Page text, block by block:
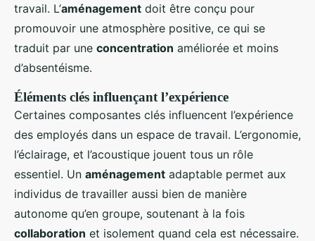
travail. L’aménagement doit être conçu pour
promouvoir une atmosphère positive, ce qui se
traduit par une concentration améliorée et moins
d’absentéisme.
Éléments clés influençant l’expérience
Certaines composantes clés influencent l’expérience
des employés dans un espace de travail. L’ergonomie,
l’éclairage, et l’acoustique jouent tous un rôle
essentiel. Un aménagement adaptable permet aux
individus de travailler aussi bien de manière
autonome qu’en groupe, soutenant à la fois
collaboration et isolement quand cela est nécessaire.